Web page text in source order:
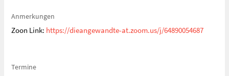
Anmerkungen
Zoon Link: https://dieangewandte-at.zoom.us/j/64890054687
Termine